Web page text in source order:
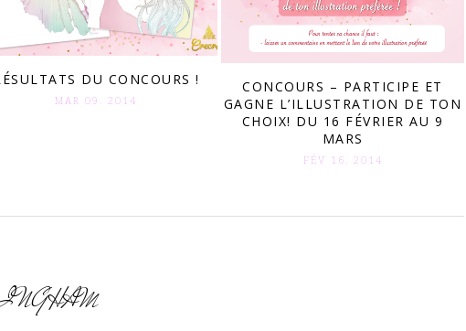
DU CONCOURS !
MAR 09. 2014
CONCOURS – PARTICIPE ET
GAGNE L’ILLUSTRATION DE TON
CHOIX! DU 16 FÉVRIER AU 9
MARS
FÉV 16. 2014